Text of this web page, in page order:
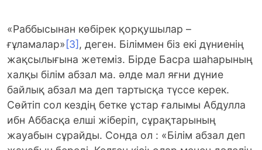
«Раббысынан көбірек қорқушылар –
ғұламалар» [3], деген. Біліммен біз екі дүниенің
жақсылығына жетеміз. Бірде Басра шаһарының
халқы білім абзал ма. әлде мал яғни дүние
байлық абзал ма деп тартысқа түссе керек.
Сөйтіп сол кездің бетке ұстар ғалымы Абдулла
ибн Аббасқа елші жіберіп, сұрақтарының
жауабын сұрайды. Сонда ол : «Білім абзал деп